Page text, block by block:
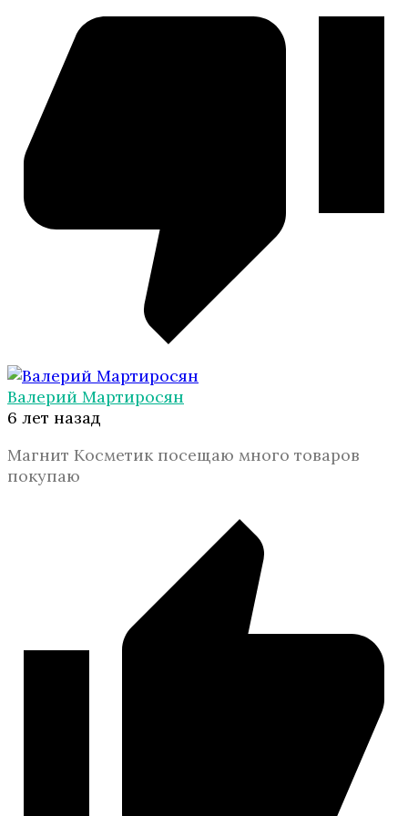
Валерий Мартиросян
6 лет назад
Магнит Косметик посещаю много товаров
покупаю